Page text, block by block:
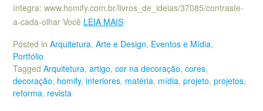
íntegra: www.homify.com.br/livros_de_ideias/37085/contraste-
a-cada-olhar Você LEIA MAIS
Posted in Arquitetura, Arte e Design, Eventos e Mídia,
Portfólio
Tagged Arquitetura, artigo, cor na decoração, cores,
decoração, homify, interiores, matéria, mídia, projeto, projetos,
reforma, revista